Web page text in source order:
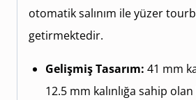
otomatik salınım ile yüzer
getirmektedir.
Gelişmiş Tasarım: 41 mm
12.5 mm kalınlığa sahip